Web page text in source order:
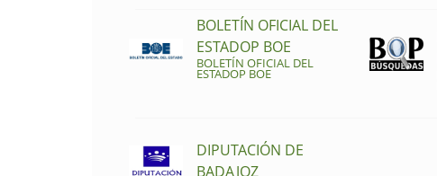
BOLETÍN OFICIAL DEL
ESTADOP BOE
BOLETÍN OFICIAL DEL
ESTADOP BOE
DIPUTACIÓN DE
BADAJOZ